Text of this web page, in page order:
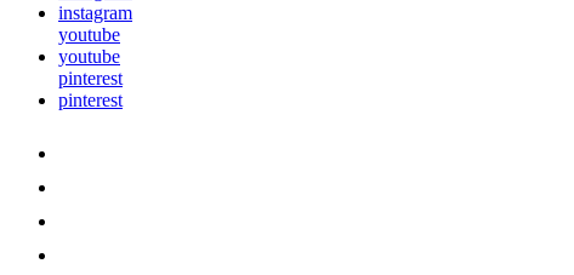
instagram
youtube
youtube
pinterest
pinterest